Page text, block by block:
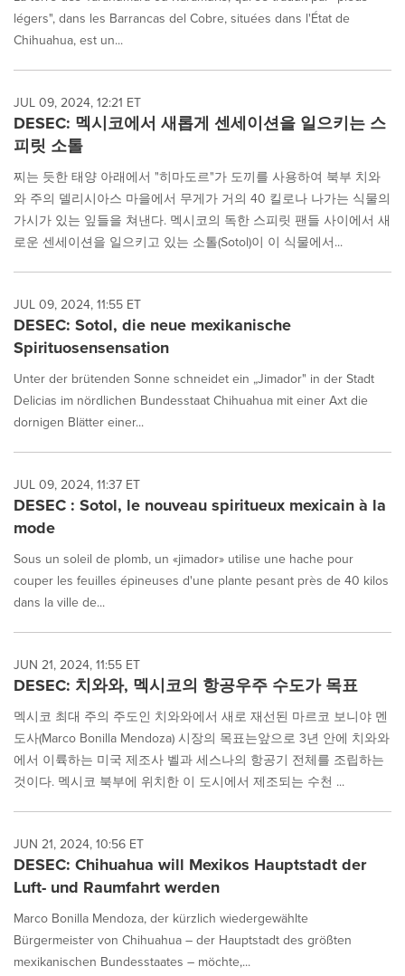
légers", dans les Barrancas del Cobre, situées dans l'État de
Chihuahua, est un...
JUL 09, 2024, 12:21 ET
DESEC: 멕시코에서 새롭게 센세이션을 일으키는 스
피릿 소톨
찌는 듯한 태양 아래에서 "히마도르"가 도끼를 사용하여 북부 치와
와 주의 델리시아스 마을에서 무게가 거의 40 킬로나 나가는 식물의
가시가 있는 잎들을 쳐낸다. 멕시코의 독한 스피릿 팬들 사이에서 새
로운 센세이션을 일으키고 있는 소톨(Sotol)이 이 식물에서...
JUL 09, 2024, 11:55 ET
DESEC: Sotol, die neue mexikanische
Spirituosensensation
Unter der brütenden Sonne schneidet ein „Jimador" in der Stadt
Delicias im nördlichen Bundesstaat Chihuahua mit einer Axt die
dornigen Blätter einer...
JUL 09, 2024, 11:37 ET
DESEC : Sotol, le nouveau spiritueux mexicain à la
mode
Sous un soleil de plomb, un «jimador» utilise une hache pour
couper les feuilles épineuses d'une plante pesant près de 40 kilos
dans la ville de...
JUN 21, 2024, 11:55 ET
DESEC: 치와와, 멕시코의 항공우주 수도가 목표
멕시코 최대 주의 주도인 치와와에서 새로 재선된 마르코 보니야 멘
도사(Marco Bonilla Mendoza) 시장의 목표는앞으로 3년 안에 치와와
에서 이륙하는 미국 제조사 벨과 세스나의 항공기 전체를 조립하는
것이다. 멕시코 북부에 위치한 이 도시에서 제조되는 수천 ...
JUN 21, 2024, 10:56 ET
DESEC: Chihuahua will Mexikos Hauptstadt der
Luft- und Raumfahrt werden
Marco Bonilla Mendoza, der kürzlich wiedergewählte
Bürgermeister von Chihuahua – der Hauptstadt des größten
mexikanischen Bundesstaates – möchte,...